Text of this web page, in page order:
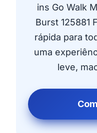
ins Go Walk
Burst 125881
rápida para
uma
leve,